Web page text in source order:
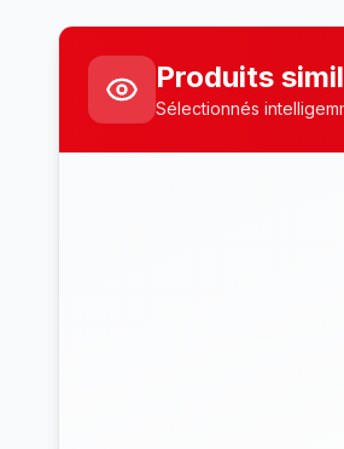
Produits
Sélectionnés